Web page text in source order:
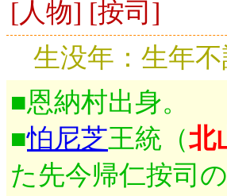
[人物] [按司]
生没年：生年不
■恩納村出身。
■怕尼芝王統（北
た先今帰仁按司の